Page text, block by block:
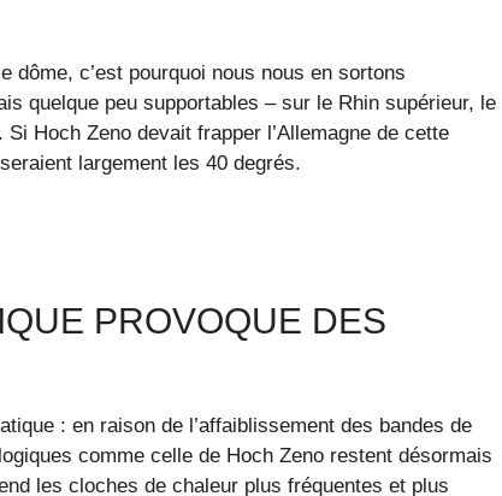
dôme, c’est pourquoi nous nous en sortons
quelque peu supportables – sur le Rhin supérieur, le
Hoch Zeno devait frapper l’Allemagne de cette
largement les 40 degrés.
PROVOQUE DES
: en raison de l’affaiblissement des bandes de
comme celle de Hoch Zeno restent désormais
les cloches de chaleur plus fréquentes et plus